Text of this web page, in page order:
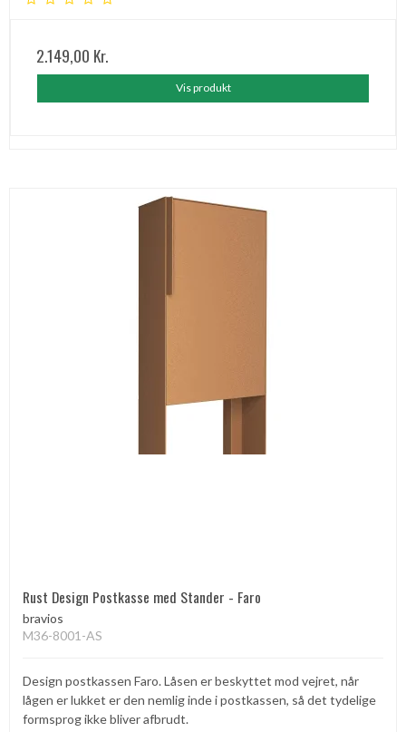
2.149,00 Kr.
Vis produkt
Rust Design Postkasse med Stander - Faro
bravios
M36-8001-AS
Design postkassen Faro. Låsen er beskyttet mod vejret, når
lågen er lukket er den nemlig inde i postkassen, så det tydelige
formsprog ikke bliver afbrudt.